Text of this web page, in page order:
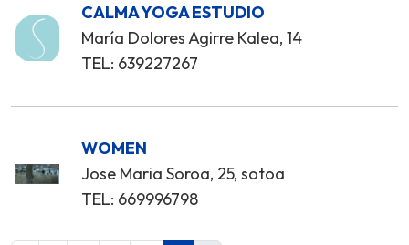
CALMA YOGA ESTUDIO
María Dolores Agirre Kalea, 14
TEL: 639227267
WOMEN
Jose Maria Soroa, 25, sotoa
TEL: 669996798